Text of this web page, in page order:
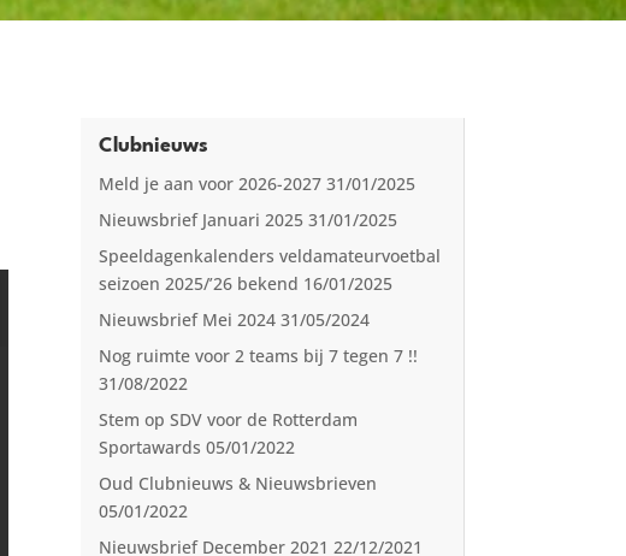
Clubnieuws
Meld je aan voor 2026-2027 31/01/2025
Nieuwsbrief Januari 2025 31/01/2025
Speeldagenkalenders veldamateurvoetbal
seizoen 2025/’26 bekend 16/01/2025
Nieuwsbrief Mei 2024 31/05/2024
Nog ruimte voor 2 teams bij 7 tegen 7 !!
31/08/2022
Stem op SDV voor de Rotterdam
Sportawards 05/01/2022
Oud Clubnieuws & Nieuwsbrieven
05/01/2022
Nieuwsbrief December 2021 22/12/2021